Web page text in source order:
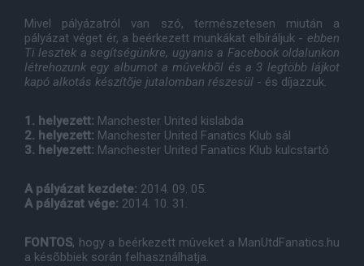
Mivel pályázatról van szó, természetesen miután a
pályázat véget ér, a beérkezett munkákat elbíráljuk - ebben
Ti lesztek a segítségünkre, ugyanis a Facebook oldalunkon
létrehozunk egy albumot a mûvekbõl és a 3 legtöbb lájkot
kapó alkotás készítõje jutalomban részesül - és díjazzuk.
1. helyezett: Manchester United kislabda
2. helyezett: Manchester United Fanatics Klub sál
3. helyezett: Manchester United Fanatics Klub kulcstartó
A pályázat kezdete: 2014. 09. 05.
A pályázat vége: 2014. 10. 31.
FONTOS, hogy a beérkezett mûveket a ManUtdFanatics.hu
a késõbbiek során felhasználhatja.